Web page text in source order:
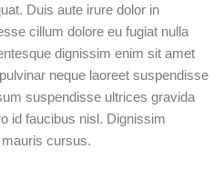
Duis aute irure dolor in
cillum dolore eu fugiat nulla
dignissim enim sit amet
neque laoreet suspendisse
suspendisse ultrices gravida
id faucibus nisl. Dignissim
cursus.